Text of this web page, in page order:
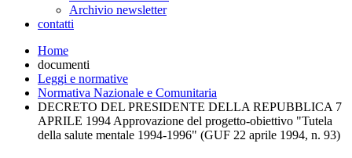
Archivio newsletter
contatti
Home
documenti
Leggi e normative
Normativa Nazionale e Comunitaria
DECRETO DEL PRESIDENTE DELLA REPUBBLICA 7
APRILE 1994 Approvazione del progetto-obiettivo "Tutela
della salute mentale 1994-1996" (GUF 22 aprile 1994, n. 93)